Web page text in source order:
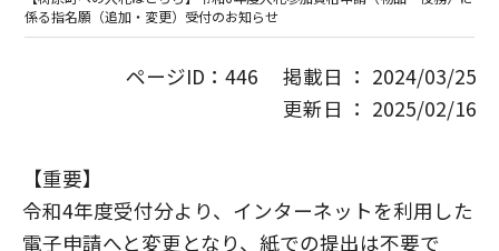
係る指名願（追加・変更）受付のお知らせ
ページID：446 掲載日 ： 2024/03/25
更新日 ： 2025/02/16
【重要】
令和4年度受付分より、インターネットを利用した
電子申請へと変更となり、紙での提出は不要で